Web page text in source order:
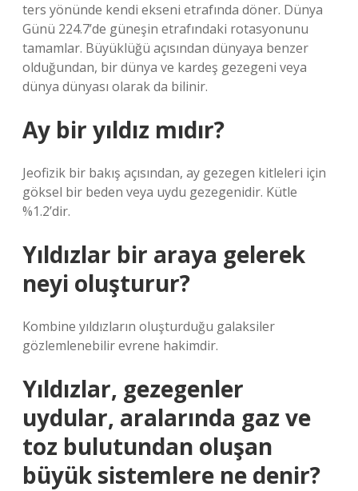
ters yönünde kendi ekseni etrafında döner. Dünya
Günü 224.7’de güneşin etrafındaki rotasyonunu
tamamlar. Büyüklüğü açısından dünyaya benzer
olduğundan, bir dünya ve kardeş gezegeni veya
dünya dünyası olarak da bilinir.
Ay bir yıldız mıdır?
Jeofizik bir bakış açısından, ay gezegen kitleleri için
göksel bir beden veya uydu gezegenidir. Kütle
%1.2’dir.
Yıldızlar bir araya gelerek
neyi oluşturur?
Kombine yıldızların oluşturduğu galaksiler
gözlemlenebilir evrene hakimdir.
Yıldızlar, gezegenler
uydular, aralarında gaz ve
toz bulutundan oluşan
büyük sistemlere ne denir?